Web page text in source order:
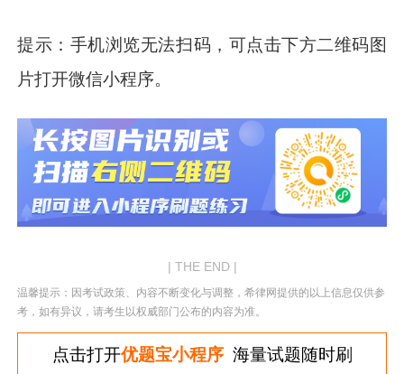
提示：手机浏览无法扫码，可点击下方二维码图
片打开微信小程序。
| THE END |
温馨提示：因考试政策、内容不断变化与调整，希律网提供的以上信息仅供参
考，如有异议，请考生以权威部门公布的内容为准。
点击打开优题宝小程序海量试题随时刷